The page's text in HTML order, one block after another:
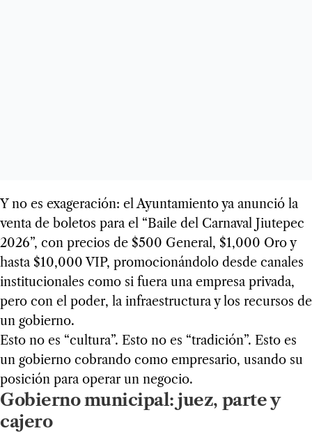
Y no es exageración: el Ayuntamiento ya anunció la
venta de boletos para el “Baile del Carnaval Jiutepec
2026”, con precios de $500 General, $1,000 Oro y
hasta $10,000 VIP, promocionándolo desde canales
institucionales como si fuera una empresa privada,
pero con el poder, la infraestructura y los recursos de
un gobierno.
Esto no es “cultura”. Esto no es “tradición”. Esto es
un gobierno cobrando como empresario, usando su
posición para operar un negocio.
Gobierno municipal: juez, parte y
cajero